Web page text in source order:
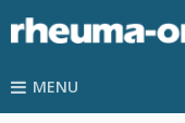
MENU